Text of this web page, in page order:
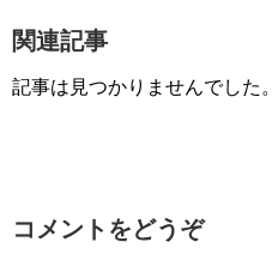
関連記事
記事は見つかりませんでした。
コメントをどうぞ